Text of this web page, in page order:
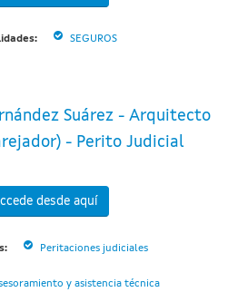
SEGUROS
Suárez - Arquitecto
- Perito Judicial
desde aquí
Peritaciones judiciales
y asistencia técnica